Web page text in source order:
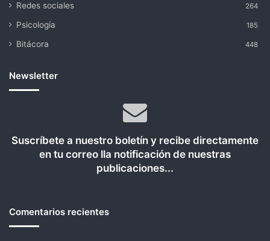
Redes sociales 264
Psicología 185
Bitácora 448
Newsletter
Suscríbete a nuestro boletín y recibe directamente
en tu correo lla notificación de nuestras
publicaciones...
Comentarios recientes